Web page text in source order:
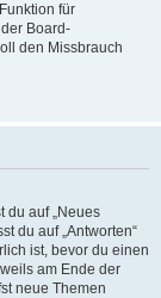
für
Board-
den Missbrauch
du auf „Neues
du auf „Antworten“
ist, bevor du einen
am Ende der
neue Themen